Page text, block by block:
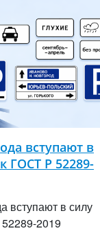
вступают в
ГОСТ Р 52289-
вступают в силу
2019